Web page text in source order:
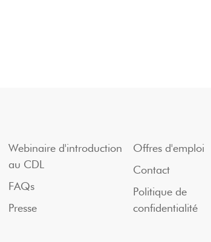
Webinaire d'introduction
au CDL
FAQs
Presse
Offres d'emploi
Contact
Politique de
confidentialité